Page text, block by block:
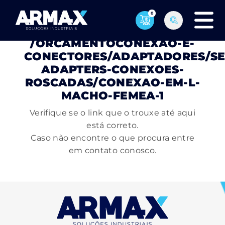
0
PÁGINA NÃO ENCONTRADA
/ORCAMENTOCONEXAO-E-
CONECTORES/ADAPTADORES/
ADAPTERS-CONEXOES-
ROSCADAS/CONEXAO-EM-L-
MACHO-FEMEA-1
Verifique se o link que o trouxe até aqui
está correto.
Caso não encontre o que procura entre
em contato conosco.